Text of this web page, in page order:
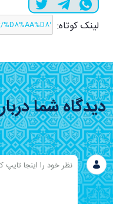
لینک کوتاه:
دیدگاه شما